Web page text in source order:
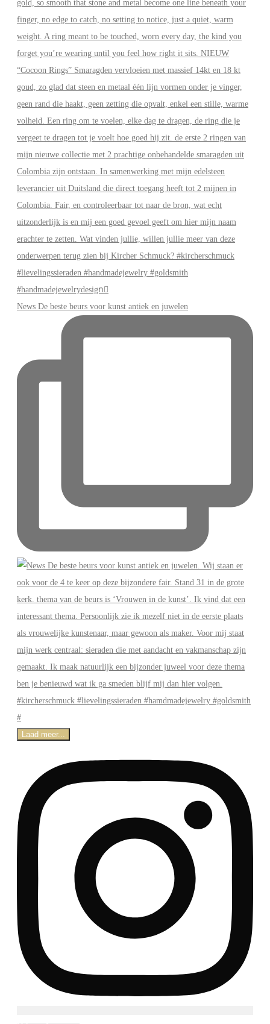
News De beste beurs voor kunst antiek en juwelen
Laad meer...